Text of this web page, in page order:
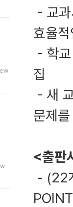
- 교
효율
- 학
집
- 새
문제
<출판
- (22